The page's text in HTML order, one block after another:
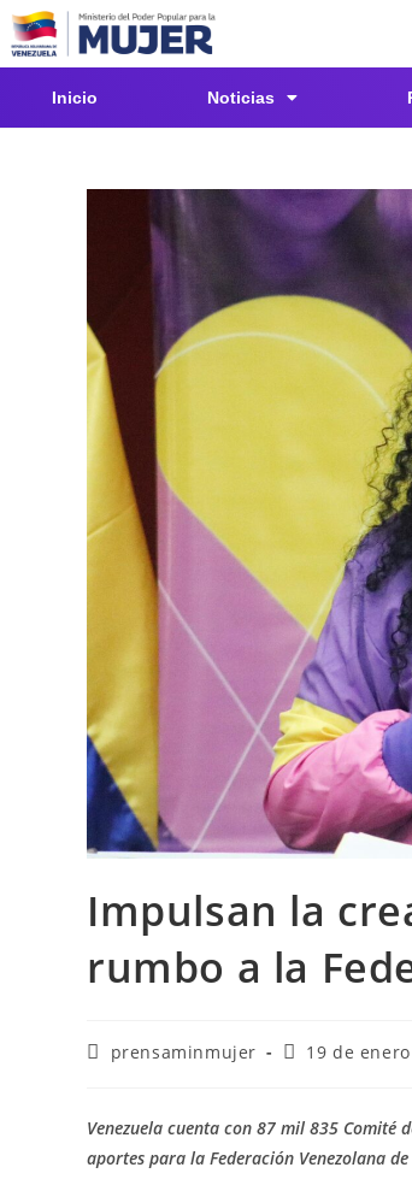
Inicio Noticias
Impulsan la
rumbo a la
prensaminmujer 19 de
Venezuela cuenta con 87 mil 835
aportes para la Federación Venezolana